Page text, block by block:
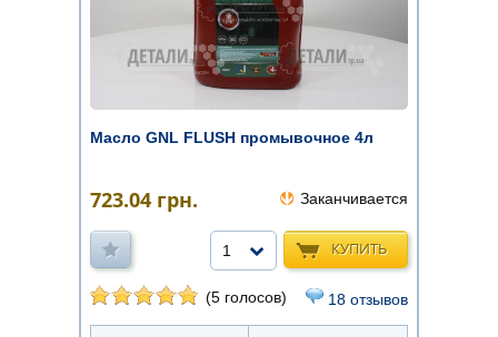
Масло GNL FLUSH промывочное 4л
723.04 грн. Заканчивается
КУПИТЬ
1
(5 голосов) 18 отзывов